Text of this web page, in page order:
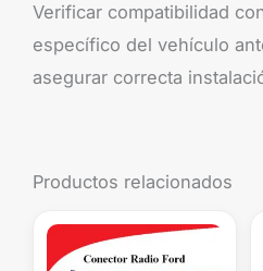
Verificar compatibilidad
específico del vehículo
asegurar correcta
Productos relacionados